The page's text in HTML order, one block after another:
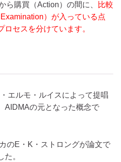
ら購買（Action）の間に、
比較
）が入っている点
セスを分けています。
エルモ・ルイスによって提唱
AIDMAの元となった概念で
のE・K・ストロングが論文で
。